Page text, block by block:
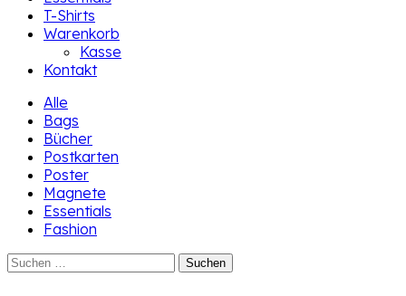
T-Shirts
Warenkorb
Kasse
Kontakt
Alle
Bags
Bücher
Postkarten
Poster
Magnete
Essentials
Fashion
Suchen